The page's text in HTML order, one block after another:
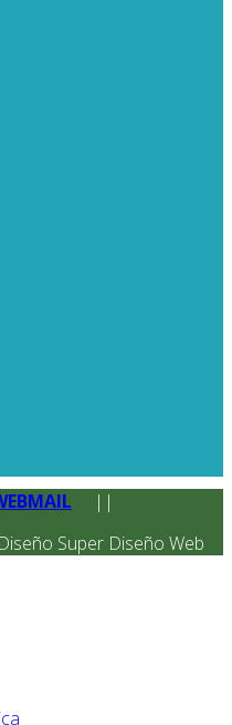
||
Super Diseño Web